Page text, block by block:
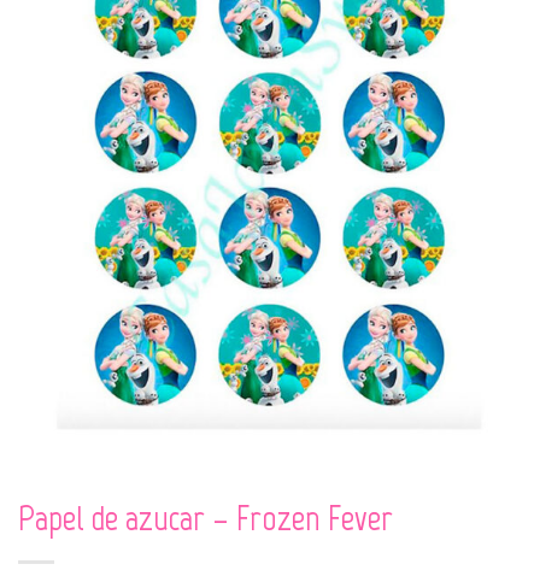
Papel de azucar – Frozen Fever